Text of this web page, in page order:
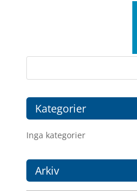
Kategorier
Inga kategorier
Arkiv